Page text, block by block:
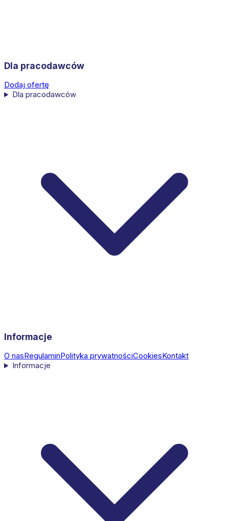
Dla pracodawców
Dodaj ofertę
Dla pracodawców
Informacje
O nasRegulaminPolityka prywatnościCookiesKontakt
Informacje